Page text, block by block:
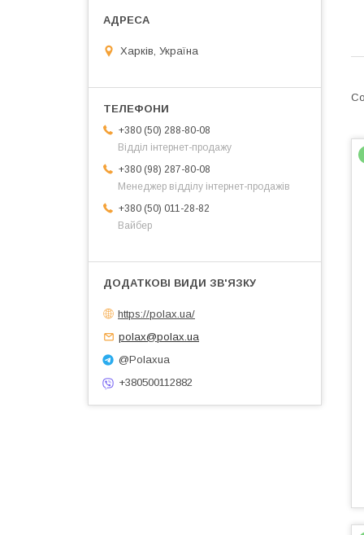
Харків, Україна
+380 (50) 288-80-08
Відділ інтернет-продажу
+380 (98) 287-80-08
Менеджер відділу інтернет-продажів
+380 (50) 011-28-82
Вайбер
https://polax.ua/
polax@polax.ua
@Polaxua
+380500112882